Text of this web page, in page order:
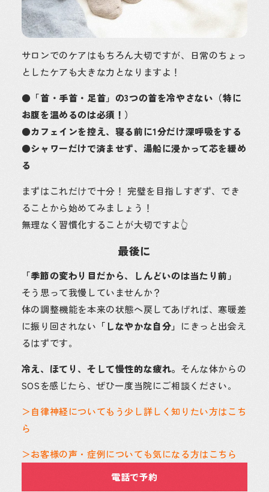
サロンでのケアはもちろん大切ですが、日常のちょっ
としたケアも大きな力となりますよ！
●「首・手首・足首」の3つの首を冷やさない（特に
お腹を温めるのは必須！）
●カフェインを控え、寝る前に1分だけ深呼吸をする
●シャワーだけで済ませず、湯船に浸かって芯を緩め
る
まずはこれだけで十分！ 完璧を目指しすぎず、でき
ることから始めてみましょう！
無理なく習慣化することが大切ですよ👆
最後に
「季節の変わり目だから、しんどいのは当たり前」
そう思って我慢していませんか？
体の調整機能を本来の状態へ戻してあげれば、寒暖差
に振り回されない 「しなやかな自分」 にきっと出会え
るはずです。
冷え、ほてり、そして慢性的な疲れ。 そんな体からの
SOSを感じたら、ぜひ一度当院にご相談ください。
＞自律神経についてもう少し詳しく知りたい方はこち
ら
＞お客様の声・症例についても気になる方はこちら
電話で予約